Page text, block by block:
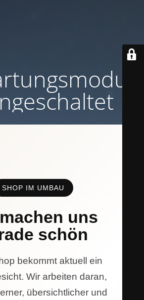
SHOP IM UMBAU
uns
schön
bekommt aktuell ein
Wir arbeiten daran,
übersichtlicher und